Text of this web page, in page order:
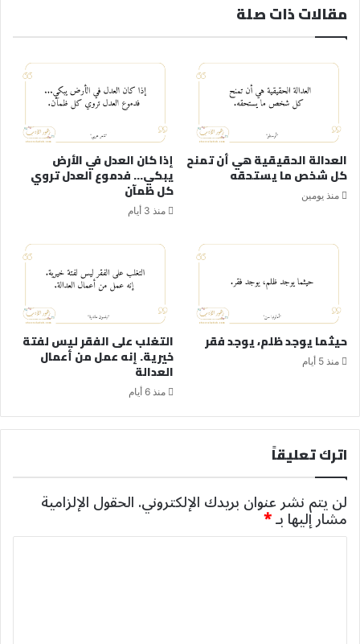
مقالات ذات صلة
العدالة الحقيقية هي أن تمنح
كل شخص ما يستحقه
منذ يومين
إذا كان العدل في الأرض
يبكي… فدموع العدل تروي
كل ظمآن
منذ 3 أيام
حيثما يوجد ظلم، يوجد فقر
منذ 5 أيام
التغلب على الفقر ليس لفتة
خيرية. إنه عمل من أعمال
العدالة
منذ 6 أيام
اترك تعليقاً
لن يتم نشر عنوان بريدك الإلكتروني.الحقول الإلزامية
مشار إليها بـ*